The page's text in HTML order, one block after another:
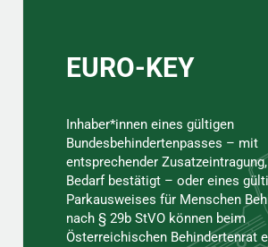
EURO-KEY
Inhaber*innen eines gültigen
Bundesbehindertenpasses – mit
entsprechender
Bedarf bestätigt – oder eines
Parkausweises für Menschen
nach § 29b StVO können beim
Österreichischen Behindertenrat